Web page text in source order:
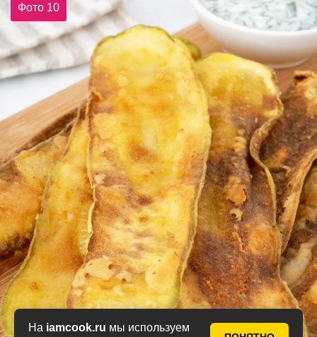
На iamcook.ru мы используем
Фото 10